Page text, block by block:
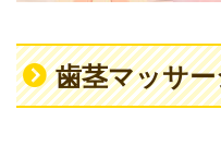
歯茎マッサ